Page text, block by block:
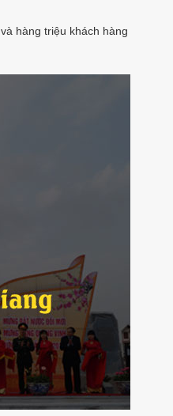
hàng triệu khách hàng